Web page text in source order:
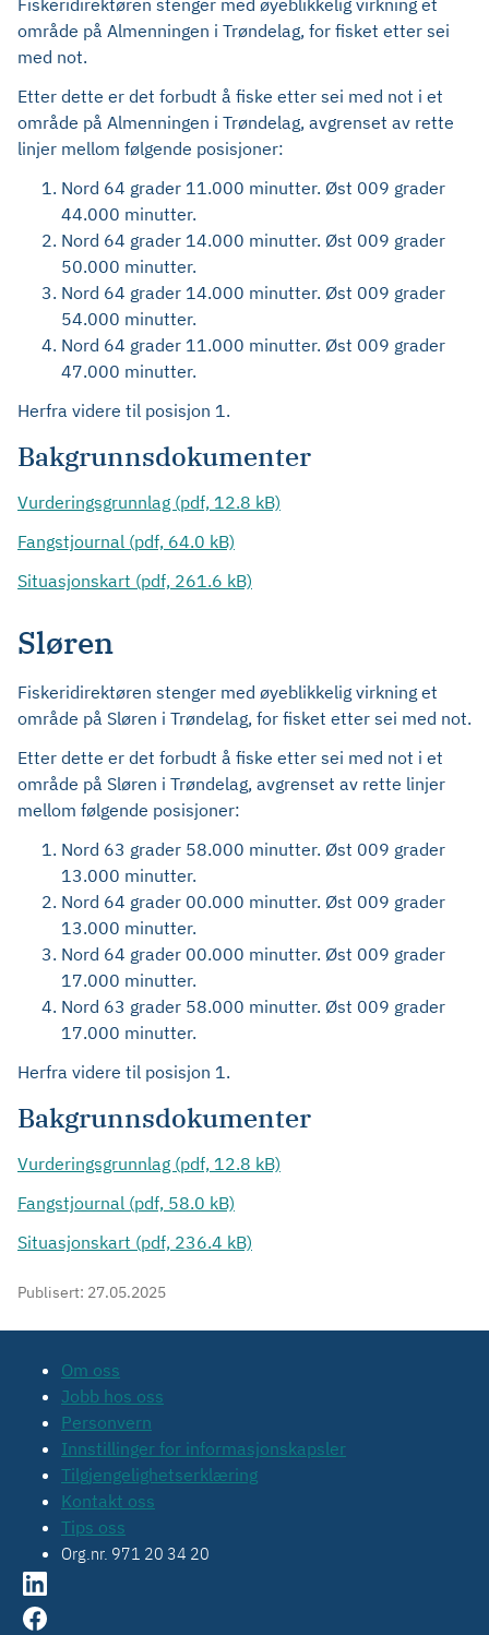
Fiskeridirektøren stenger med øyeblikkelig virkning et
område på Almenningen i Trøndelag, for fisket etter sei
med not.
Etter dette er det forbudt å fiske etter sei med not i et
område på Almenningen i Trøndelag, avgrenset av rette
linjer mellom følgende posisjoner:
Nord 64 grader 11.000 minutter. Øst 009 grader
44.000 minutter.
Nord 64 grader 14.000 minutter. Øst 009 grader
50.000 minutter.
Nord 64 grader 14.000 minutter. Øst 009 grader
54.000 minutter.
Nord 64 grader 11.000 minutter. Øst 009 grader
47.000 minutter.
Herfra videre til posisjon 1.
Bakgrunnsdokumenter
Vurderingsgrunnlag (pdf, 12.8 kB)
Fangstjournal (pdf, 64.0 kB)
Situasjonskart (pdf, 261.6 kB)
Sløren
Fiskeridirektøren stenger med øyeblikkelig virkning et
område på Sløren i Trøndelag, for fisket etter sei med not.
Etter dette er det forbudt å fiske etter sei med not i et
område på Sløren i Trøndelag, avgrenset av rette linjer
mellom følgende posisjoner:
Nord 63 grader 58.000 minutter. Øst 009 grader
13.000 minutter.
Nord 64 grader 00.000 minutter. Øst 009 grader
13.000 minutter.
Nord 64 grader 00.000 minutter. Øst 009 grader
17.000 minutter.
Nord 63 grader 58.000 minutter. Øst 009 grader
17.000 minutter.
Herfra videre til posisjon 1.
Bakgrunnsdokumenter
Vurderingsgrunnlag (pdf, 12.8 kB)
Fangstjournal (pdf, 58.0 kB)
Situasjonskart (pdf, 236.4 kB)
Publisert: 27.05.2025
Om oss
Jobb hos oss
Personvern
Innstillinger for informasjonskapsler
Tilgjengelighetserklæring
Kontakt oss
Tips oss
Org.nr. 971 20 34 20